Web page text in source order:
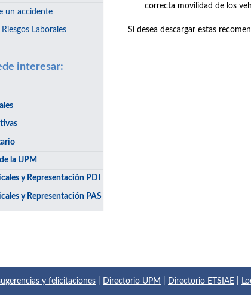
un accidente
Laborales
interesar:
la UPM
y Representación PDI
y Representación PAS
correcta movilidad de los
Si desea descargar estas
y felicitaciones Directorio UPM Directorio ETSIAE